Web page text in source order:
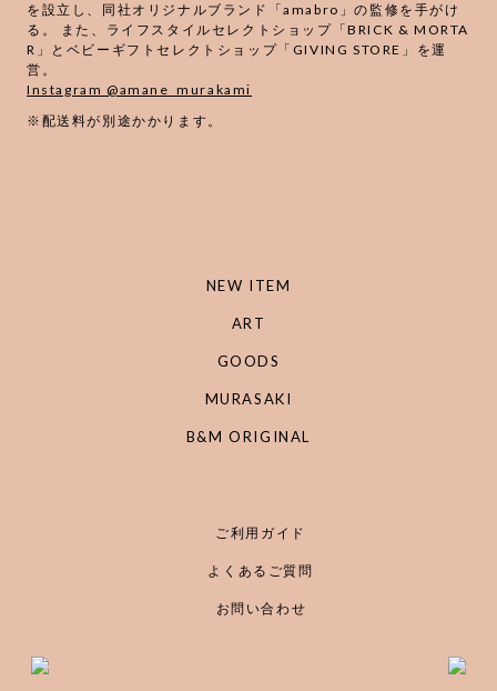
を設立し、同社オリジナルブランド「amabro」の監修を手がけ
る。 また、ライフスタイルセレクトショップ「BRICK & MORTA
R」とベビーギフトセレクトショップ「GIVING STORE」を運
営。
Instagram @amane_murakami
※配送料が別途かかります。
NEW ITEM
ART
GOODS
MURASAKI
B&M ORIGINAL
ご利用ガイド
よくあるご質問
お問い合わせ